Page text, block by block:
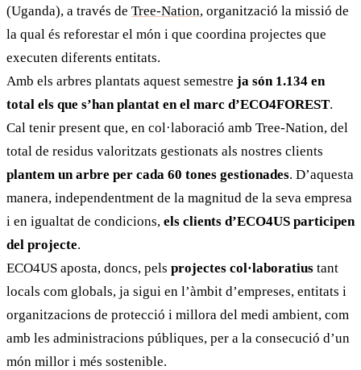
(Uganda), a través de Tree-Nation, organització la missió de
la qual és reforestar el món i que coordina projectes que
executen diferents entitats.
Amb els arbres plantats aquest semestre ja són 1.134 en
total els que s’han plantat en el marc d’ECO4FOREST.
Cal tenir present que, en col·laboració amb Tree-Nation, del
total de residus valoritzats gestionats als nostres clients
plantem un arbre per cada 60 tones gestionades. D’aquesta
manera, independentment de la magnitud de la seva empresa
i en igualtat de condicions, els clients d’ECO4US participen
del projecte.
ECO4US aposta, doncs, pels projectes col·laboratius tant
locals com globals, ja sigui en l’àmbit d’empreses, entitats i
organitzacions de protecció i millora del medi ambient, com
amb les administracions públiques, per a la consecució d’un
món millor i més sostenible.